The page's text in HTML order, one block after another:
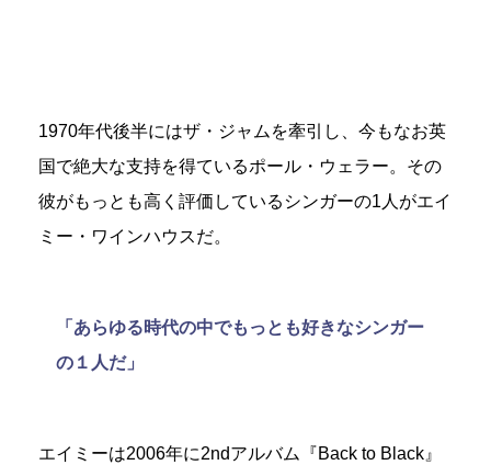
1970年代後半にはザ・ジャムを牽引し、今もなお英
国で絶大な支持を得ているポール・ウェラー。その
彼がもっとも高く評価しているシンガーの1人がエイ
ミー・ワインハウスだ。
「あらゆる時代の中でもっとも好きなシンガー
の１人だ」
エイミーは2006年に2ndアルバム『Back to Black』